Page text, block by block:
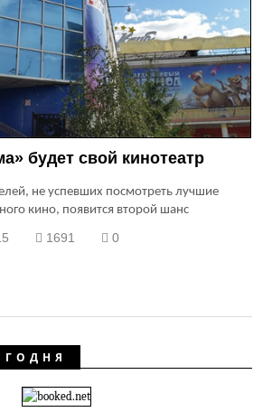
будет свой кинотеатр
не успевших посмотреть лучшие
кино, появится второй шанс
1691 0